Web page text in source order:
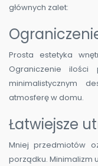
głównych zalet:
Prosta estetyka
Ograniczenie
minimalistycznym
atmosferę w domu.
Łatwiejsze
Mniej przedmiotów
porządku. Minimalizm